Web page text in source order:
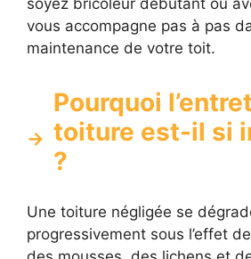
soyez bricoleur débutant ou
vous accompagne pas à pas
maintenance de votre toit.
Pourquoi
toiture est-il si
?
Une toiture négligée se
progressivement sous l’effet